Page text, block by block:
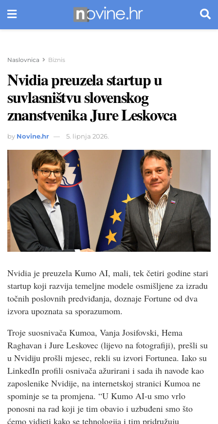
Naslovnica Biznis
Nvidia preuzela startup u
suvlasništvu slovenskog
znanstvenika Jure Leskovca
by Novine.hr 5. lipnja 2026.
Nvidia je preuzela Kumo AI, mali, tek četiri godine stari
startup koji razvija temeljne modele osmišljene za izradu
točnih poslovnih predviđanja, doznaje Fortune od dva
izvora upoznata sa sporazumom.
Troje suosnivača Kumoa, Vanja Josifovski, Hema
Raghavan i Jure Leskovec (lijevo na fotografiji), prešli su
u Nvidiju prošli mjesec, rekli su izvori Fortunea. Iako su
LinkedIn profili osnivača ažurirani i sada ih navode kao
zaposlenike Nvidije, na internetskoj stranici Kumoa ne
spominje se ta promjena. “U Kumo AI-u smo vrlo
ponosni na rad koji je tim obavio i uzbuđeni smo što
ćemo vidjeti kako se tehnologija i tim pridružuju